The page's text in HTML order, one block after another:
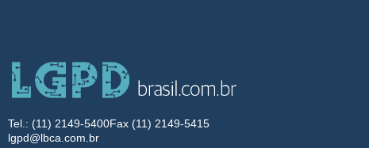
Tel.: (11) 2149-5400Fax (11) 2149-5415
lgpd@lbca.com.br